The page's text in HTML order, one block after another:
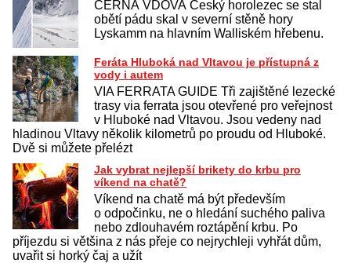
ČERNÁ VDOVA Český horolezec se stal
obětí pádu skal v severní stěně hory
Lyskamm na hlavním Walliském hřebenu.
Feráta Hluboká nad Vltavou je přístupná z
vody i autem
VIA FERRATA GUIDE Tři zajištěné lezecké
trasy via ferrata jsou otevřené pro veřejnost
v Hluboké nad Vltavou. Jsou vedeny nad
hladinou Vltavy několik kilometrů po proudu od Hluboké.
Dvě si můžete přelézt
Jak vybrat nejlepší brikety do krbu pro
víkend na chatě?
Víkend na chatě má být především
o odpočinku, ne o hledání suchého paliva
nebo zdlouhavém roztápění krbu. Po
příjezdu si většina z nás přeje co nejrychleji vyhřát dům,
uvařit si horký čaj a užít